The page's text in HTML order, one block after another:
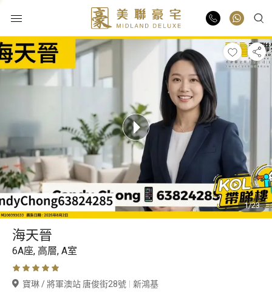
物業出售
豪宅報告
豪宅資訊
更多樓盤
豪宅專家
1/23
海天晉
6A座, 高層, A室
寶琳 / 將軍澳站 唐俊街28號 新鴻基